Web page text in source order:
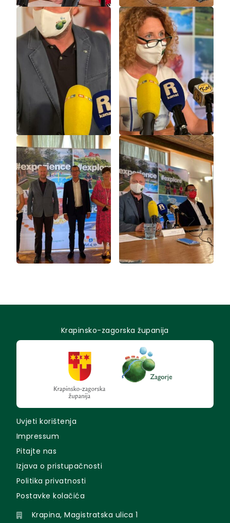
Krapinsko-zagorska županija
Uvjeti korištenja
Impressum
Pitajte nas
Izjava o pristupačnosti
Politika privatnosti
Postavke kolačića
Krapina, Magistratska ulica 1